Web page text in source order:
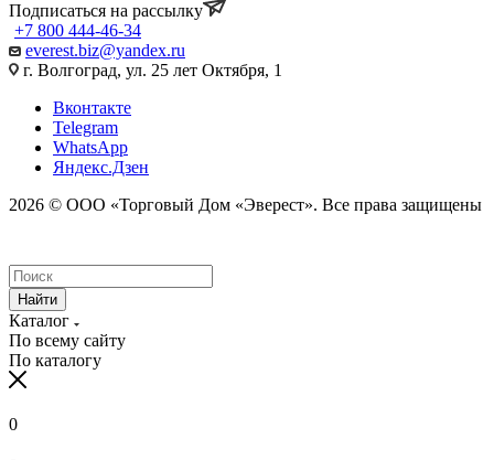
Подписаться на рассылку
+7 800 444-46-34
everest.biz@yandex.ru
г. Волгоград, ул. 25 лет Октября, 1
Вконтакте
Telegram
WhatsApp
Яндекс.Дзен
2026 © ООО «Торговый Дом «Эверест». Все права защищены
Найти
Каталог
По всему сайту
По каталогу
0